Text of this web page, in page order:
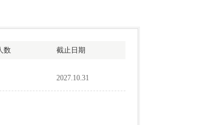
数 截止日期
2027.10.31